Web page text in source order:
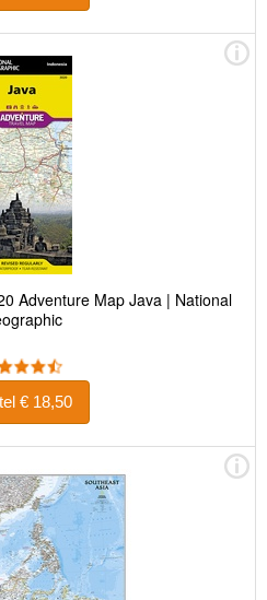
Adventure Map Java | National
Bestel € 18,50